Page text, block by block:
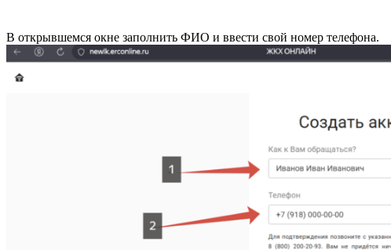
В открывшемся окне заполнить ФИО и ввести свой номер телефона.